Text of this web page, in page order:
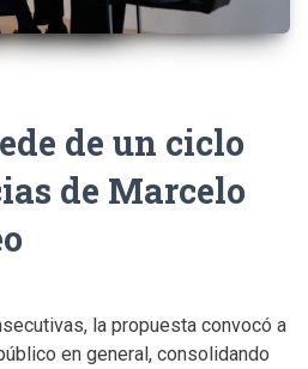
de un ciclo
de Marcelo
la propuesta convocó a
en general, consolidando